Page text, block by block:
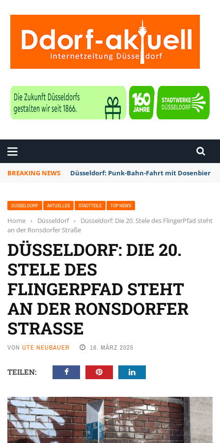
BREAKING NEWS Düsseldorf: Punk-Bahn-Fahrt mit Dosenbier
DÜSSELDORF AKTUELLES STADTTEILE TOP NEWS
Home › Düsseldorf ›
Düsseldorf: Die 20. Stele des FlingerPfad steht
an der Ronsdorfer Straße
DÜSSELDORF: DIE 20.
STELE DES
FLINGERPFAD STEHT
AN DER RONSDORFER
STRASSE
VON UTE NEUBAUER 16. MÄRZ 2025
TEILEN: